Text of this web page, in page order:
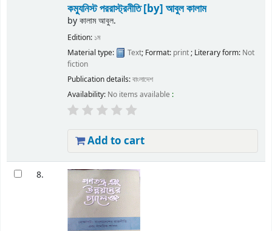
কম্যুনিস্ট পররাস্ট্রনীতি[by] আবুল কালাম
byকালাম আবুল.
Edition: ১ম
Material type:
Text; Format: print; Literary form: Not
fiction
Publication details:বাংলাদেশ
Availability: No items available :
Add to cart
8.